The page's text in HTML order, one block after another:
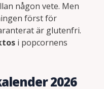
någon vete. Men
först för
är glutenfri.
i popcornens
2026